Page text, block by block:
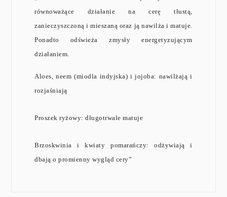
równoważące działanie na cerę tłustą,
zanieczyszczoną i mieszaną oraz ją nawilża i matuje.
Ponadto odświeża zmysły energetyzującym
działaniem.
Aloes, neem (miodla indyjska) i jojoba: nawilżają i
rozjaśniają
Proszek ryżowy: długotrwale matuje
Brzoskwinia i kwiaty pomarańczy: odżywiają i
dbają o promienny wygląd cery”